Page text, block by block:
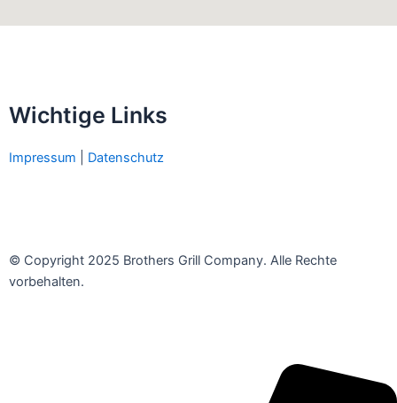
Wichtige Links
Impressum Datenschutz
© Copyright 2025 Brothers Grill Company. Alle Rechte
vorbehalten.